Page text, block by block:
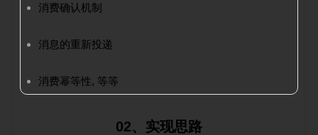
消费确认机制
消息的重新投递
消费幂等性, 等等
02、实现思路